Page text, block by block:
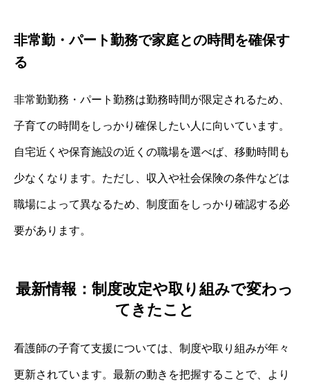
非常勤・パート勤務で家庭との時間を確保す
る
非常勤勤務・パート勤務は勤務時間が限定されるため、
子育ての時間をしっかり確保したい人に向いています。
自宅近くや保育施設の近くの職場を選べば、移動時間も
少なくなります。ただし、収入や社会保険の条件などは
職場によって異なるため、制度面をしっかり確認する必
要があります。
最新情報：制度改定や取り組みで変わっ
てきたこと
看護師の子育て支援については、制度や取り組みが年々
更新されています。最新の動きを把握することで、より